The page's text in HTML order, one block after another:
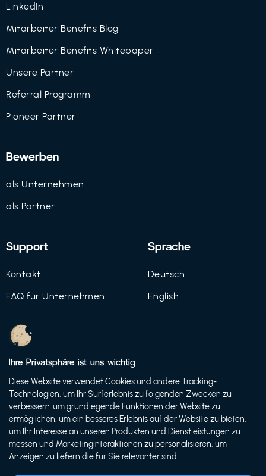
LinkedIn
Mitarbeiter Benefits Blog
Mitarbeiter Benefits Whitepaper
Unsere Partner
Referral Programm
Pioneer Partner
Bewerben
als Unternehmen
als Partner
Support
Kontakt
FAQ für Unternehmen
Datenschutz
Nutzungsbedingungen
Sprache
Deutsch
English
© 2021 FutureBens GmbH
Ihre Privatsphäre ist uns wichtig
Diese Website verwendet Cookies und andere Tracking-
Technologien, um Ihr Surferlebnis zu folgenden Zwecken zu
verbessern: um grundlegende Funktionen der Website zu
ermöglichen, um ein besseres Erlebnis auf der Website zu bieten,
um Ihr Interesse an unseren Produkten und Dienstleistungen zu
messen und Marketinginteraktionen zu personalisieren, um
Anzeigen zu liefern die für Sie relevanter sind.